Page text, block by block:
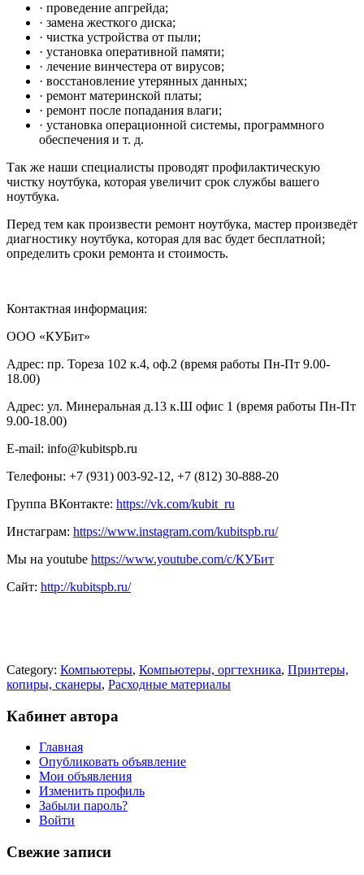
· проведение апгрейда;
· замена жесткого диска;
· чистка устройства от пыли;
· установка оперативной памяти;
· лечение винчестера от вирусов;
· восстановление утерянных данных;
· ремонт материнской платы;
· ремонт после попадания влаги;
· установка операционной системы, программного
обеспечения и т. д.
Так же наши специалисты проводят профилактическую
чистку ноутбука, которая увеличит срок службы вашего
ноутбука.
Перед тем как произвести ремонт ноутбука, мастер произведёт
диагностику ноутбука, которая для вас будет бесплатной;
определить сроки ремонта и стоимость.
Контактная информация:
ООО «КУБит»
Адрес: пр. Тореза 102 к.4, оф.2 (время работы Пн-Пт 9.00-
18.00)
Адрес: ул. Минеральная д.13 к.Ш офис 1 (время работы Пн-Пт
9.00-18.00)
E-mail: info@kubitspb.ru
Телефоны: +7 (931) 003-92-12, +7 (812) 30-888-20
Группа ВКонтакте: https://vk.com/kubit_ru
Инстаграм: https://www.instagram.com/kubitspb.ru/
Мы на youtube https://www.youtube.com/c/КУБит
Сайт: http://kubitspb.ru/
Category: Компьютеры, Компьютеры, оргтехника, Принтеры,
копиры, сканеры, Расходные материалы
Кабинет автора
Главная
Опубликовать объявление
Мои объявления
Изменить профиль
Забыли пароль?
Войти
Свежие записи